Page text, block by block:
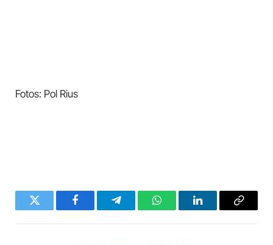
Fotos: Pol Rius
Twitter FacebookTelegramWhatsAppLinkedInCopy